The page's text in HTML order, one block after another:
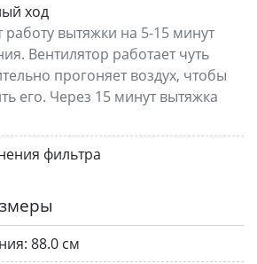
ход
вытяжки на 5-15 минут
Вентилятор работает чуть
прогоняет воздух, чтобы
его. Через 15 минут вытяжка
фильтра
88.0 см